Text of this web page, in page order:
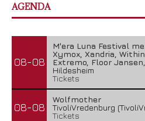
AGENDA
08-08
M'era Luna Festival
Xymox, Xandria,
Extremo, Floor
Hildesheim
Tickets
08-08
Wolfmother
TivoliVredenburg
Tickets